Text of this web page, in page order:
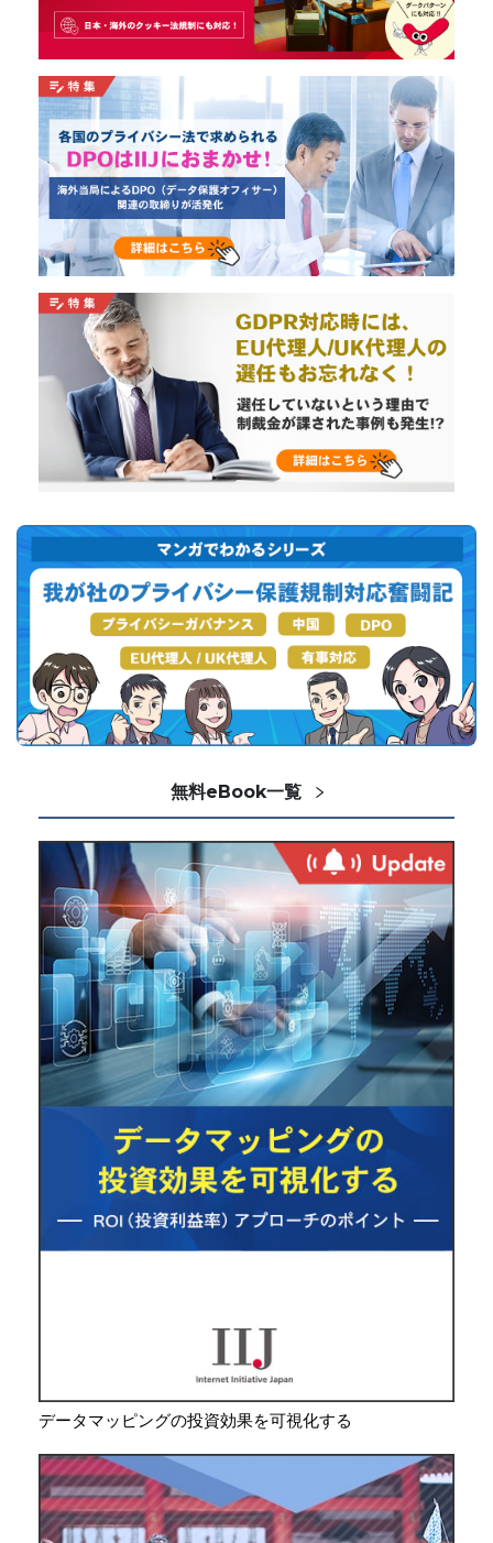
無料eBook一覧
データマッピングの投資効果を可視化する